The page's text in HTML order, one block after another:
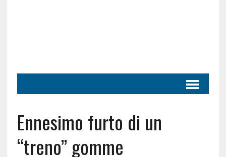
Ennesimo furto di un
“treno” gomme